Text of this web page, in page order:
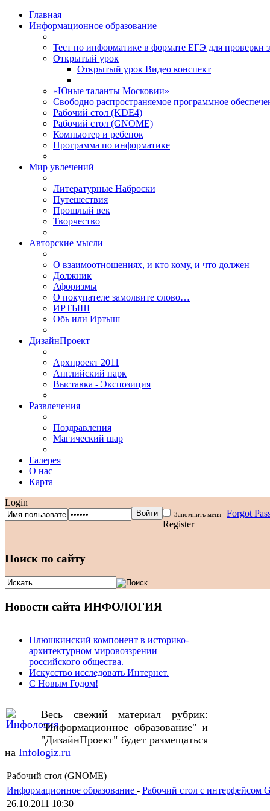
Главная
Информационное образование
Тест по информатике в формате ЕГЭ для проверки
Открытый урок
Открытый урок Видео конспект
«Юные таланты Московии»
Свободно распространяемое программное
Рабочий стол (KDE4)
Рабочий стол (GNOME)
Компьютер и ребенок
Программа по информатике
Мир увлечений
Литературные Наброски
Путешествия
Прошлый век
Творчество
Авторские мысли
О взаимоотношениях, и кто кому, и что должен
Должник
Афоризмы
О покупателе замолвите слово…
ИРТЫШ
Обь или Иртыш
ДизайнПроект
Архпроект 2011
Английский парк
Выставка - Экспозиция
Развлечения
Поздравления
Магический шар
Галерея
О нас
Карта
Login
Запомнить меня Forgot
Register
Поиск по сайту
Новости сайта ИНФОЛОГИЯ
Плюшкинский компонент в историко-
архитектурном мировоззрении
российского общества.
Искусство исследовать Интернет.
С Новым Годом!
Весь свежий материал рубрик:
"Информационное образование" и
"ДизайнПроект" будет размещаться
на Infologiz.ru
Рабочий стол (GNOME)
Информационное образование - Рабочий стол с интерфейсом
26.10.2011 10:30